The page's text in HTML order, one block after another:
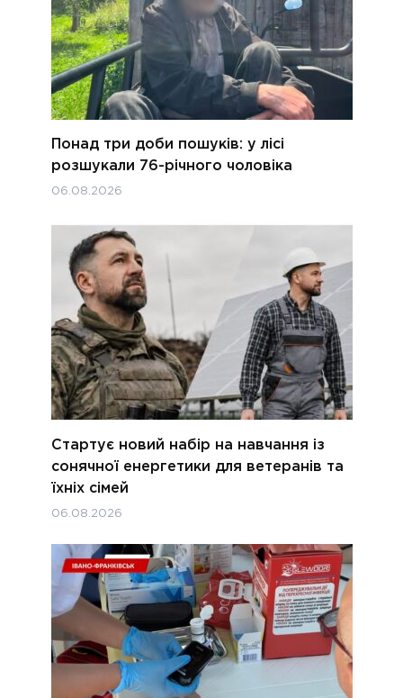
Понад три доби пошуків: у лісі
розшукали 76-річного чоловіка
06.08.2026
Стартує новий набір на навчання із
сонячної енергетики для ветеранів та
їхніх сімей
06.08.2026